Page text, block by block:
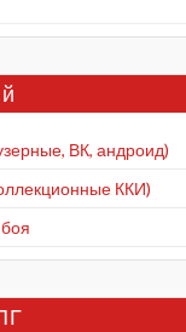
ВК, андроид)
ККИ)